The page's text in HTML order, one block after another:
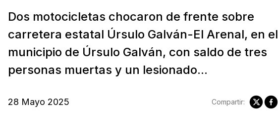
Dos motocicletas chocaron de frente sobre
carretera estatal Úrsulo Galván-El Arenal, en el
municipio de Úrsulo Galván, con saldo de tres
personas muertas y un lesionado...
28 Mayo 2025 Compartir: